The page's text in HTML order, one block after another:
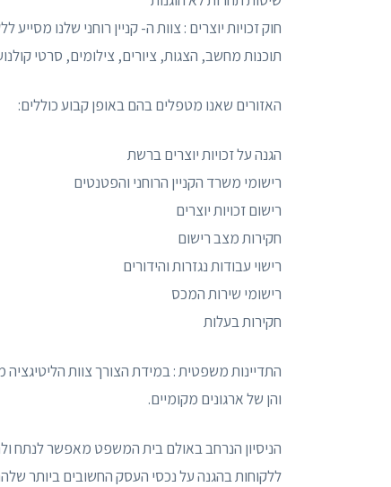
חוק זכויות יוצרים : צוות ה- קניין רוחני שלנו
תוכנות מחשב, הצגות, ציורים, צילומים, סרטי
האזורים שאנו מטפלים בהם באופן קבוע כוללים:
הגנה על זכויות יוצרים ברשת
רישומי משרד הקניין הרוחני והפטנטים
רישום זכויות יוצרים
חקירות מצב רישום
רישוי עבודות נגזרות והידורים
רישומי שירות המכס
חקירות בעלות
התדיינות משפטית : במידת הצורך צוות הליטיגציה
והן של ארגונים מקומיים.
הניסיון הנרחב באולם בית המשפט מאפשר לנתח
ללקוחות בהגנה על נכסי העסק החשובים ביותר